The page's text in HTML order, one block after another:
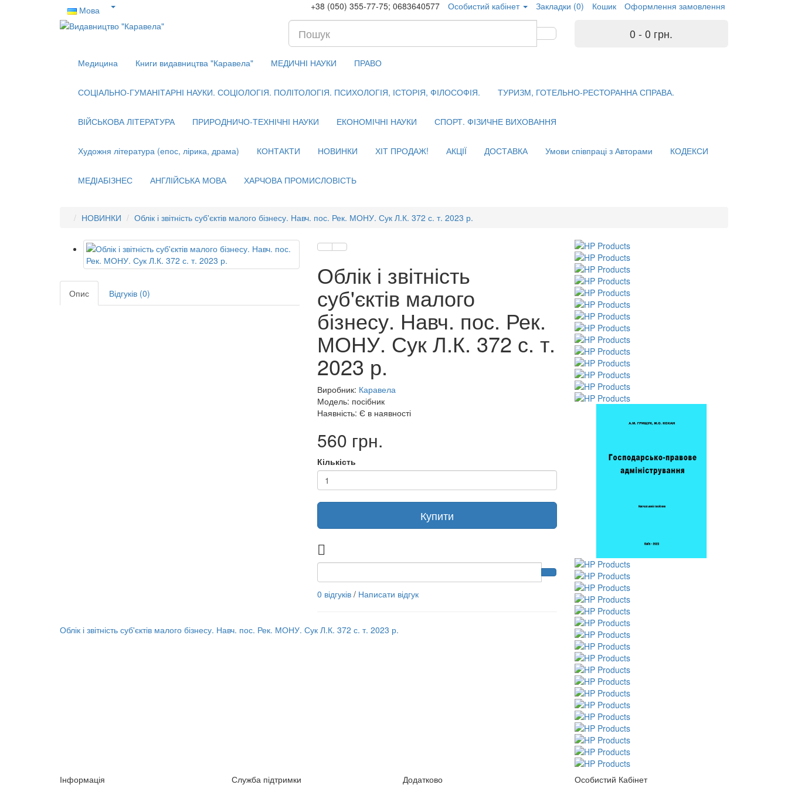
Мова +38 (050) 355-77-75; 0683640577 Особистий кабінет Закладки (0) Кошик Оформлення замовлення
0 - 0 грн.
Медицина Книги видавництва "Каравела" МЕДИЧНІ НАУКИ ПРАВО
СОЦІАЛЬНО-ГУМАНІТАРНІ НАУКИ. СОЦІОЛОГІЯ. ПОЛІТОЛОГІЯ. ПСИХОЛОГІЯ, ІСТОРІЯ, ФІЛОСОФІЯ. ТУРИЗМ, ГОТЕЛЬНО-РЕСТОРАННА СПРАВА.
ВІЙСЬКОВА ЛІТЕРАТУРА ПРИРОДНИЧО-ТЕХНІЧНІ НАУКИ ЕКОНОМІЧНІ НАУКИ СПОРТ. ФІЗИЧНЕ ВИХОВАННЯ
Художня література (епос, лірика, драма) КОНТАКТИ НОВИНКИ ХІТ ПРОДАЖ! АКЦІЇ ДОСТАВКА Умови співпраці з Авторами КОДЕКСИ
МЕДІАБІЗНЕС АНГЛІЙСЬКА МОВА ХАРЧОВА ПРОМИСЛОВІСТЬ
НОВИНКИ Облік і звітність суб'єктів малого бізнесу. Навч. пос. Рек. МОНУ. Сук Л.К. 372 с. т. 2023 р.
Опис Відгуків (0)
Облік і звітність
суб'єктів малого
бізнесу. Навч. пос. Рек.
МОНУ. Сук Л.К. 372 с. т.
2023 р.
Виробник: Каравела
Модель: посібник
Наявність: Є в наявності
560 грн.
Кількість
Купити
0 відгуків/ Написати відгук
Облік і звітність суб'єктів малого бізнесу. Навч. пос. Рек. МОНУ. Сук Л.К. 372 с. т. 2023 р.
Інформація Служба підтримки Додатково Особистий Кабінет